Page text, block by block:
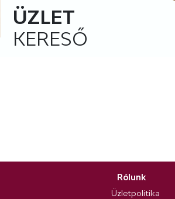
ÜZLET
KERESŐ
Rólunk
Üzletpolitika